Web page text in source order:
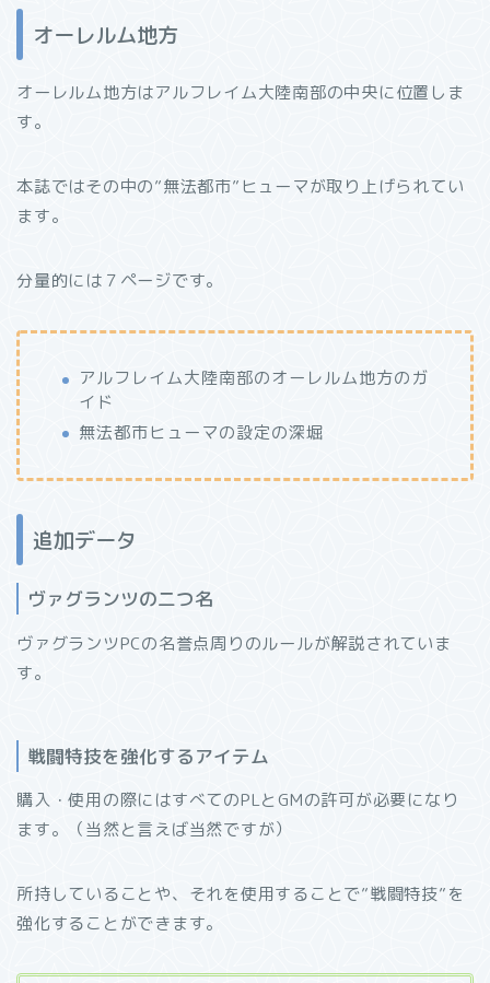
オーレルム地方
オーレルム地方はアルフレイム大陸南部の中央に位置しま
す。
本誌ではその中の”無法都市”ヒューマが取り上げられてい
ます。
分量的には７ページです。
アルフレイム大陸南部のオーレルム地方のガ
イド
無法都市ヒューマの設定の深堀
追加データ
ヴァグランツの二つ名
ヴァグランツPCの名誉点周りのルールが解説されていま
す。
戦闘特技を強化するアイテム
購入・使用の際にはすべてのPLとGMの許可が必要になり
ます。（当然と言えば当然ですが）
所持していることや、それを使用することで”戦闘特技”を
強化することができます。